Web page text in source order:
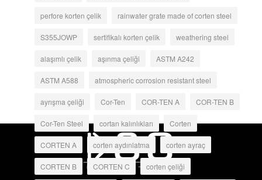
perfore korten çelik rainwater grate made of corten steel
S355JOWP sertifikalı korten çelik weathering steel
alaşımlı çelik aşınma çeliği ASTM A242
ASTM A588 atmospheric corrosion resistant steel
ayrışma çeliği Cor-Ten COR-TEN A COR-TEN B
Cor-Ten Steel cortan kalınlıkları Corten
CORTEN A corten aydınlatma corten ayraç
CORTEN B CORTEN C corten çeliği